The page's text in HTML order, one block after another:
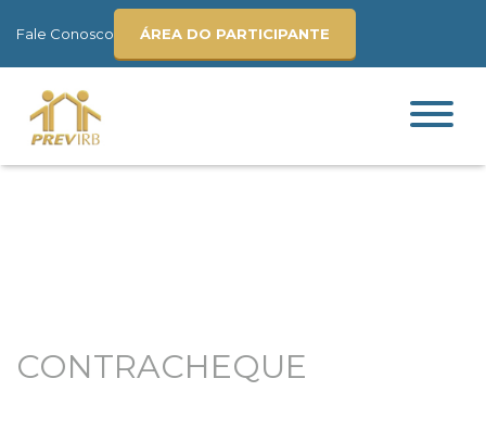
Fale Conosco ÁREA DO PARTICIPANTE
CONTRACHEQUE